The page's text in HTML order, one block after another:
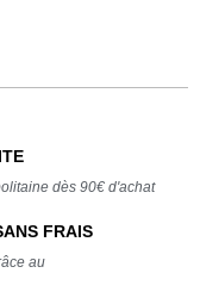
dès 90€ d'achat
FRAIS
au